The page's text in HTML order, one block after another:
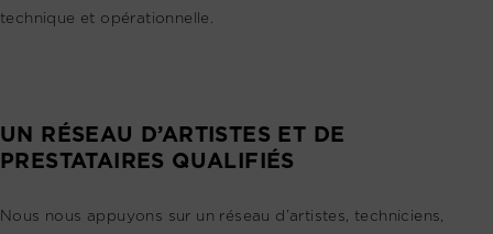
technique et opérationnelle.
UN RÉSEAU D’ARTISTES ET DE
PRESTATAIRES QUALIFIÉS
Nous nous appuyons sur un réseau d’artistes, techniciens,